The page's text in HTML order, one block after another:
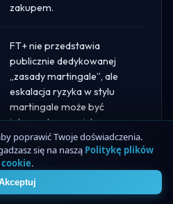
zakupem.
FT+ nie przedstawia
publicznie dedykowanej
„zasady martingale”, ale
eskalacja ryzyka w stylu
martingale może być
interpretowana jako
zachowanie „rzutu monety”
w ramach Polityki Przeglądu
Ryzyka i może prowadzić do
niepowodzeń w przeglądach
ryzyka, odmowy wypłaty lub
poprawić Twoje doświadczenia.
się na naszą Politykę plików
cookie.